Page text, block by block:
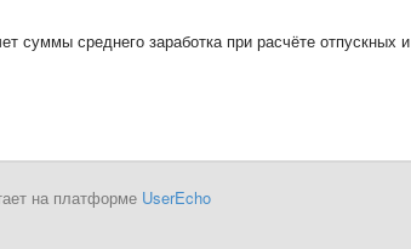
среднего заработка при расчёте отпускных и
на платформе UserEcho